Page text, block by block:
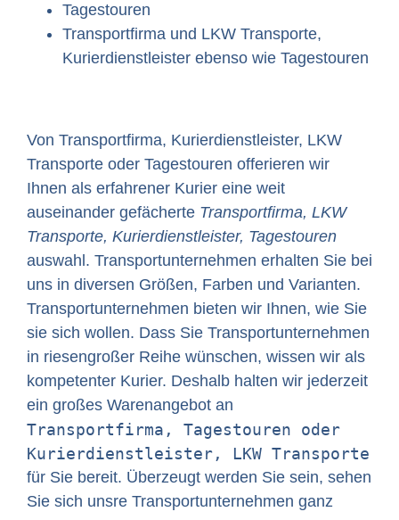
Tagestouren
Transportfirma und LKW Transporte,
Kurierdienstleister ebenso wie Tagestouren
Von Transportfirma, Kurierdienstleister, LKW
Transporte oder Tagestouren offerieren wir
Ihnen als erfahrener Kurier eine weit
auseinander gefächerte Transportfirma, LKW
Transporte, Kurierdienstleister, Tagestouren
auswahl. Transportunternehmen erhalten Sie bei
uns in diversen Größen, Farben und Varianten.
Transportunternehmen bieten wir Ihnen, wie Sie
sie sich wollen. Dass Sie Transportunternehmen
in riesengroßer Reihe wünschen, wissen wir als
kompetenter Kurier. Deshalb halten wir jederzeit
ein großes Warenangebot an
Transportfirma, Tagestouren oder
Kurierdienstleister, LKW Transporte
für Sie bereit. Überzeugt werden Sie sein, sehen
Sie sich unsre Transportunternehmen ganz